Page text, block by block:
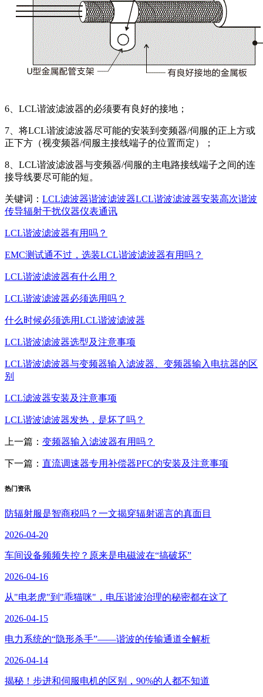
6、LCL谐波滤波器的必须要有良好的接地；
7、将LCL谐波滤波器尽可能的安装到变频器/伺服的正上方或
正下方（视变频器/伺服主接线端子的位置而定）；
8、LCL谐波滤波器与变频器/伺服的主电路接线端子之间的连
接导线要尽可能的短。
关键词： LCL滤波器谐波滤波器LCL谐波滤波器安装高次谐波
传导辐射干扰仪器仪表通讯
LCL谐波滤波器有用吗？
EMC测试通不过，选装LCL谐波滤波器有用吗？
LCL谐波滤波器有什么用？
LCL谐波滤波器必须选用吗？
什么时候必须选用LCL谐波滤波器
LCL谐波滤波器选型及注意事项
LCL谐波滤波器与变频器输入滤波器、变频器输入电抗器的区
别
LCL滤波器安装及注意事项
LCL谐波滤波器发热，是坏了吗？
上一篇： 变频器输入滤波器有用吗？
下一篇： 直流调速器专用补偿器PFC的安装及注意事项
热门资讯
防辐射服是智商税吗？一文揭穿辐射谣言的真面目
2026-04-20
车间设备频频失控？原来是电磁波在“搞破坏”
2026-04-16
从"电老虎"到"乖猫咪"，电压谐波治理的秘密都在这了
2026-04-15
电力系统的“隐形杀手”——谐波的传输通道全解析
2026-04-14
揭秘！步进和伺服电机的区别，90%的人都不知道